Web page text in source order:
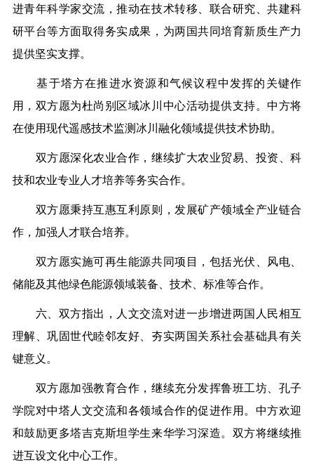
进青年科学家交流，推动在技术转移、联合研究、共建科
研平台等方面取得务实成果，为两国共同培育新质生产力
提供坚实支撑。
基于塔方在推进水资源和气候议程中发挥的关键作
用，双方愿为杜尚别区域冰川中心活动提供支持。中方将
在使用现代遥感技术监测冰川融化领域提供技术协助。
双方愿深化农业合作，继续扩大农业贸易、投资、科
技和农业专业人才培养等务实合作。
双方愿秉持互惠互利原则，发展矿产领域全产业链合
作，加强人才联合培养。
双方愿实施可再生能源共同项目，包括光伏、风电、
储能及其他绿色能源领域装备、技术、标准等合作。
六、双方指出，人文交流对进一步增进两国人民相互
理解、巩固世代睦邻友好、夯实两国关系社会基础具有关
键意义。
双方愿加强教育合作，继续充分发挥鲁班工坊、孔子
学院对中塔人文交流和各领域合作的促进作用。中方欢迎
和鼓励更多塔吉克斯坦学生来华学习深造。双方将继续推
进互设文化中心工作。